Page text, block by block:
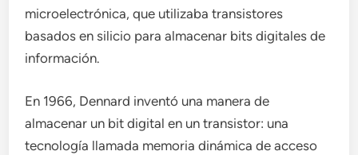
microelectrónica, que utilizaba transistores
basados ​​en silicio para almacenar bits digitales de
información.
En 1966, Dennard inventó una manera de
almacenar un bit digital en un transistor: una
tecnología llamada memoria dinámica de acceso